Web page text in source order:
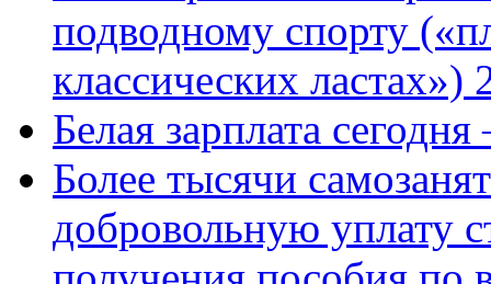
подводному спорту
классических ластах»)
Белая зарплата
Более тысячи
добровольную уплату